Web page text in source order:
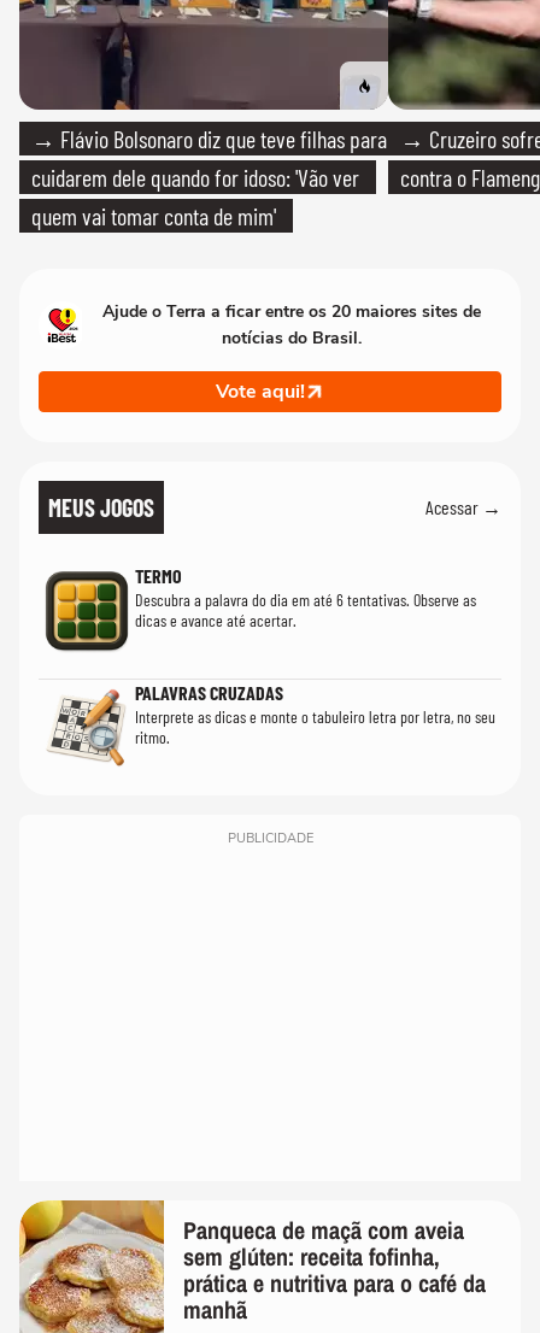
→ Flávio Bolsonaro diz que teve filhas para
cuidarem dele quando for idoso: 'Vão ver
quem vai tomar conta de mim'
→ Cruzeiro
contra o
Ajude o Terra a ficar entre os 20 maiores sites de
notícias do Brasil.
Vote aqui!
MEUS JOGOS Acessar →
TERMO
Descubra a palavra do dia em até 6 tentativas. Observe as
dicas e avance até acertar.
PALAVRAS CRUZADAS
Interprete as dicas e monte o tabuleiro letra por letra, no seu
ritmo.
PUBLICIDADE
Panqueca de maçã com aveia
sem glúten: receita fofinha,
prática e nutritiva para o café da
manhã